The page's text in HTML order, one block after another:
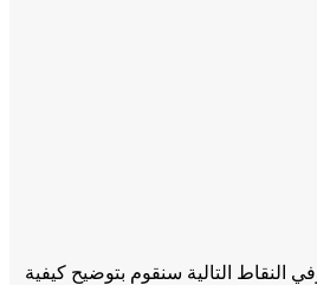
التالية سنقوم بتوضيح كيفية